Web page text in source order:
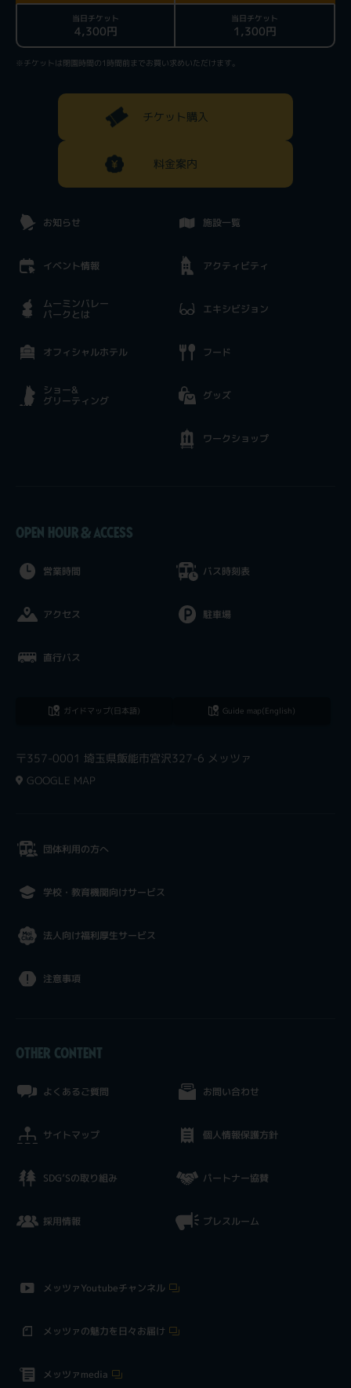
当日チケット
4,300円
当日チケット
1,300円
※チケットは閉園時間の1時間前までお買い求めいただけます。
チケット購入
料金案内
お知らせ
イベント情報
ムーミンバレー
パークとは
オフィシャルホテル
ショー&
グリーティング
施設一覧
アクティビティ
エキシビジョン
フード
グッズ
ワークショップ
OPEN HOUR & ACCESS
営業時間
アクセス
直行バス
バス時刻表
駐車場
ガイドマップ(日本語) Guide map(English)
〒357-0001 埼玉県飯能市宮沢327-6 メッツァ
GOOGLE MAP
団体利用の方へ
学校・教育機関向けサービス
法人向け福利厚生サービス
注意事項
OTHER CONTENT
よくあるご質問
サイトマップ
SDG’Sの取り組み
採用情報
お問い合わせ
個人情報保護方針
パートナー協賛
プレスルーム
メッツァYoutubeチャンネル
メッツァの魅力を日々お届け
メッツァmedia